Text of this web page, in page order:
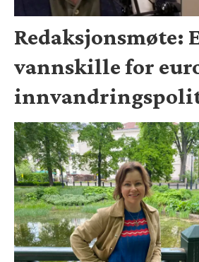
Redaksjonsmøte:
vannskille for